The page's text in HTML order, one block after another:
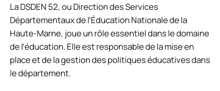
La DSDEN 52, ou Direction des Services
Départementaux de l’Éducation Nationale de la
Haute-Marne, joue un rôle essentiel dans le domaine
de l’éducation. Elle est responsable de la mise en
place et de la gestion des politiques éducatives dans
le département.